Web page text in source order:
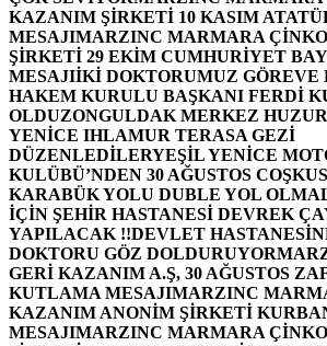
KAZANIM ŞİRKETİ 10 KASIM
MESAJIMARZINC MARMARA
ŞİRKETİ 29 EKİM CUMHURİYET
MESAJIİKİ DOKTORUMUZ GÖREVE
HAKEM KURULU BAŞKANI FERDİ
OLDUZONGULDAK MERKEZ
YENİCE IHLAMUR TERASA GEZİ
DÜZENLEDİLERYEŞİL YENİCE
KULÜBÜ’NDEN 30 AĞUSTOS
KARABÜK YOLU DUBLE YOL
İÇİN ŞEHİR HASTANESİ DEVREK
YAPILACAK !!DEVLET
DOKTORU GÖZ DOLDURUYOR
GERİ KAZANIM A.Ş, 30 AĞUSTOS
KUTLAMA MESAJIMARZINC
KAZANIM ANONİM ŞİRKETİ
MESAJIMARZINC MARMARA